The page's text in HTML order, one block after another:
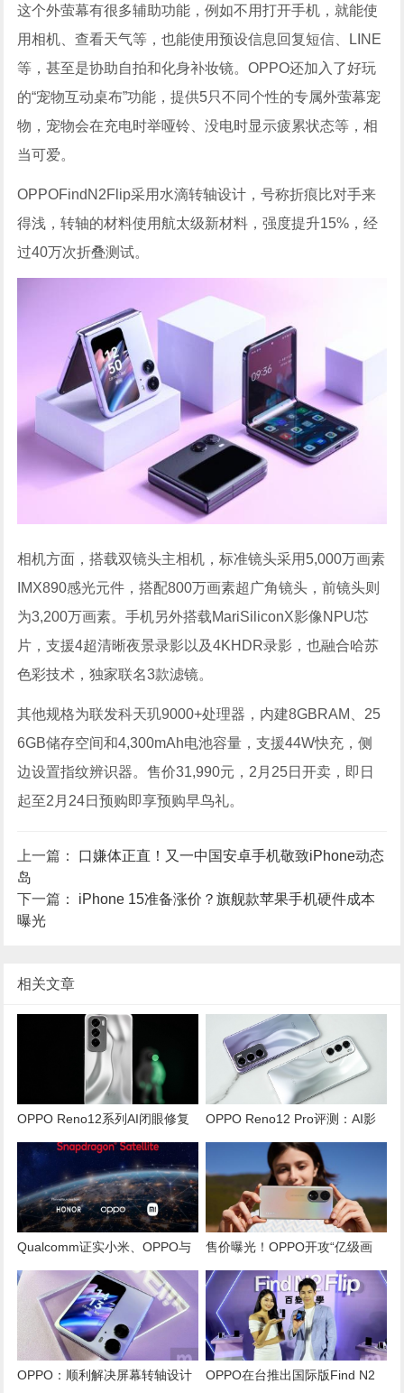
这个外萤幕有很多辅助功能，例如不用打开手机，就能使
用相机、查看天气等，也能使用预设信息回复短信、LINE
等，甚至是协助自拍和化身补妆镜。OPPO还加入了好玩
的“宠物互动桌布”功能，提供5只不同个性的专属外萤幕宠
物，宠物会在充电时举哑铃、没电时显示疲累状态等，相
当可爱。
OPPOFindN2Flip采用水滴转轴设计，号称折痕比对手来
得浅，转轴的材料使用航太级新材料，强度提升15%，经
过40万次折叠测试。
相机方面，搭载双镜头主相机，标准镜头采用5,000万画素
IMX890感光元件，搭配800万画素超广角镜头，前镜头则
为3,200万画素。手机另外搭载MariSiliconX影像NPU芯
片，支援4超清晰夜景录影以及4KHDR录影，也融合哈苏
色彩技术，独家联名3款滤镜。
其他规格为联发科天玑9000+处理器，内建8GBRAM、25
6GB储存空间和4,300mAh电池容量，支援44W快充，侧
边设置指纹辨识器。售价31,990元，2月25日开卖，即日
起至2月24日预购即享预购早鸟礼。
上一篇： 口嫌体正直！又一中国安卓手机敬致iPhone动态
岛
下一篇： iPhone 15准备涨价？旗舰款苹果手机硬件成本
曝光
相关文章
OPPO Reno12系列AI闭眼修复
技术：影像黑科技的全面突破
OPPO Reno12 Pro评测：AI影
像黑科技引领未来拍照新潮流
Qualcomm证实小米、OPPO与
荣耀将率先采用其卫星网络连接
技术
售价曝光！OPPO开攻“亿级画
素”手机市场 Reno 8T于25日登
台亮相
OPPO：顺利解决屏幕转轴设计 OPPO在台推出国际版Find N2